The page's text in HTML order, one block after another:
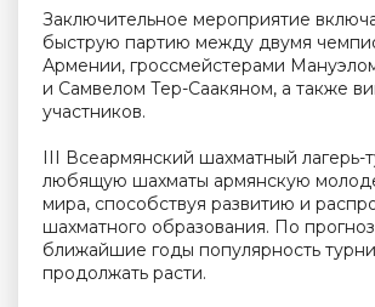
Заключительное мероприятие
быструю партию между двумя
Армении, гроссмейстерами
и Самвелом Тер-Саакяном, а также
участников.
III Всеармянский шахматный лагерь-
любящую шахматы армянскую
мира, способствуя развитию и
шахматного образования. По
ближайшие годы популярность
продолжать расти.